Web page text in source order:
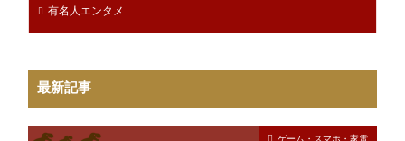
有名人エンタメ
最新記事
ゲーム・スマホ・家電